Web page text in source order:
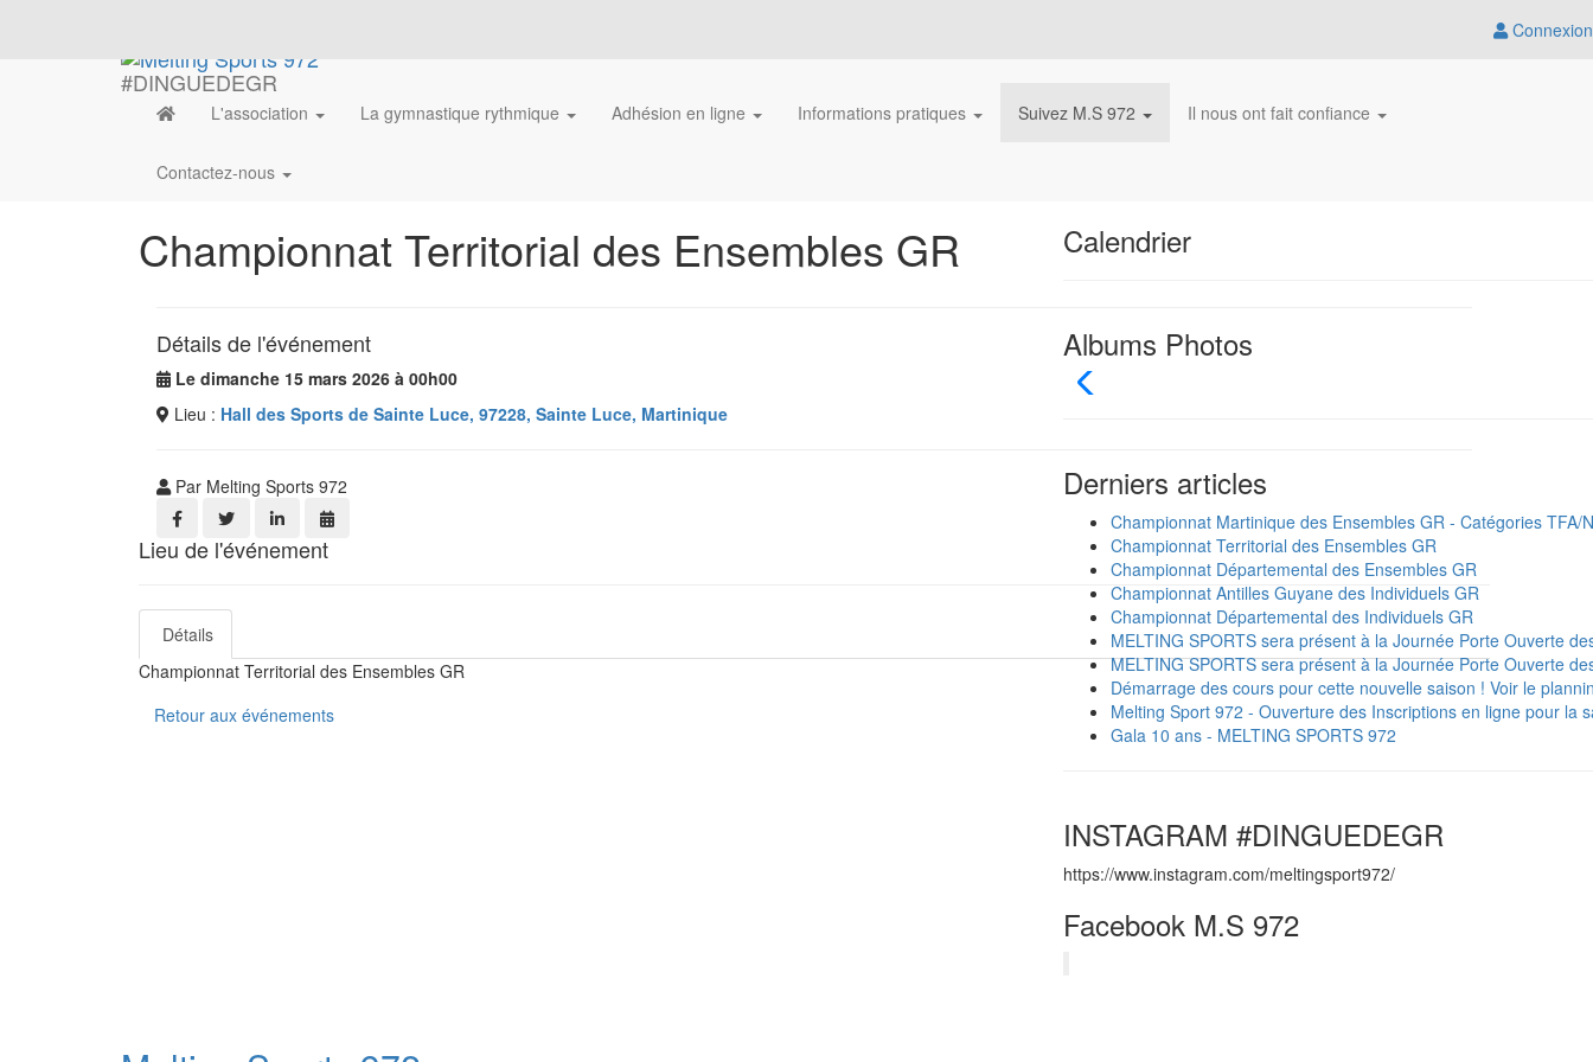
Connexion
#DINGUEDEGR
L'association La gymnastique rythmique Adhésion en ligne Informations pratiques Suivez M.S 972 Il nous ont fait confiance
Contactez-nous
Championnat Territorial des Ensembles GR
Détails de l'événement
Le dimanche 15 mars 2026 à 00h00
Lieu : Hall des Sports de Sainte Luce, 97228, Sainte Luce, Martinique
Par Melting Sports 972
Lieu de l'événement
Détails
Championnat Territorial des Ensembles GR
Retour aux événements
Calendrier
Albums Photos
Derniers articles
Championnat Martinique des Ensembles GR - Catégories TFA/
Championnat Territorial des Ensembles GR
Championnat Départemental des Ensembles GR
Championnat Antilles Guyane des Individuels GR
Championnat Départemental des Individuels GR
MELTING SPORTS sera présent à la Journée Porte Ouverte
MELTING SPORTS sera présent à la Journée Porte Ouverte
Démarrage des cours pour cette nouvelle saison ! Voir le
Melting Sport 972 - Ouverture des Inscriptions en ligne pour la
Gala 10 ans - MELTING SPORTS 972
INSTAGRAM #DINGUEDEGR
https://www.instagram.com/meltingsport972/
Facebook M.S 972